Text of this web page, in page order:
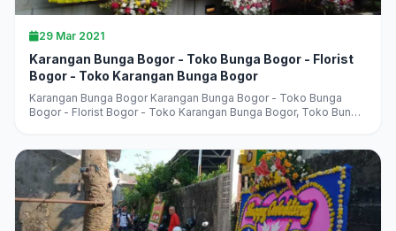
29 Mar 2021
Karangan Bunga Bogor - Toko Bunga Bogor - Florist
Bogor - Toko Karangan Bunga Bogor
Karangan Bunga Bogor Karangan Bunga Bogor - Toko Bunga
Bogor - Florist Bogor - Toko Karangan Bunga Bogor, Toko Bunga